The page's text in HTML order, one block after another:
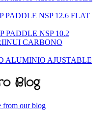
PADDLE NSP 12.6 FLAT
PADDLE NSP 10.2
CARBONO
ALUMINIO AJUSTABLE
Blog
from our blog